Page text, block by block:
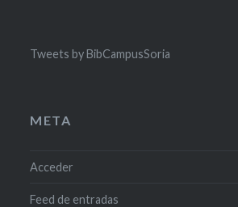
Tweets by BibCampusSoria
META
Acceder
Feed de entradas